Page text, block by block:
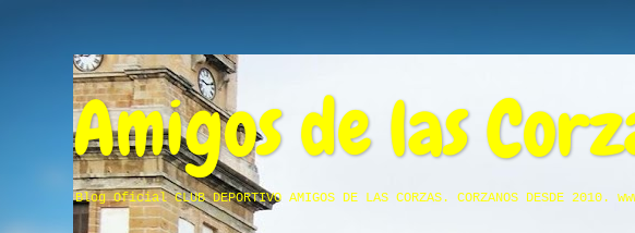
Amigos de las
Blog Oficial CLUB DEPORTIVO AMIGOS DE LAS CORZAS. CORZANOS DESDE